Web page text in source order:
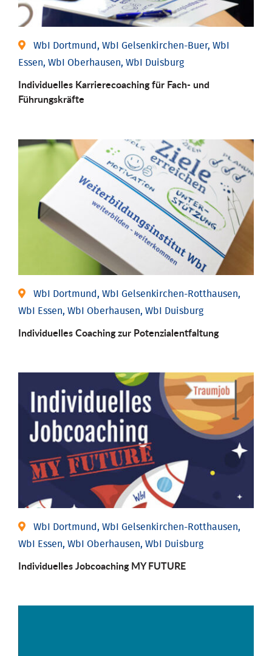
WbI Dortmund, WbI Gelsenkirchen-Buer, WbI
Essen, WbI Oberhausen, WbI Duisburg
Individu­elles Karrierecoaching für Fach-­ und
Führungs­kräfte
WbI Dortmund, WbI Gelsenkirchen-Rotthausen,
WbI Essen, WbI Oberhausen, WbI Duisburg
Individuelles Coaching zur Potenzialentfaltung
WbI Dortmund, WbI Gelsenkirchen-Rotthausen,
WbI Essen, WbI Oberhausen, WbI Duisburg
Individuelles Jobcoaching MY FUTURE